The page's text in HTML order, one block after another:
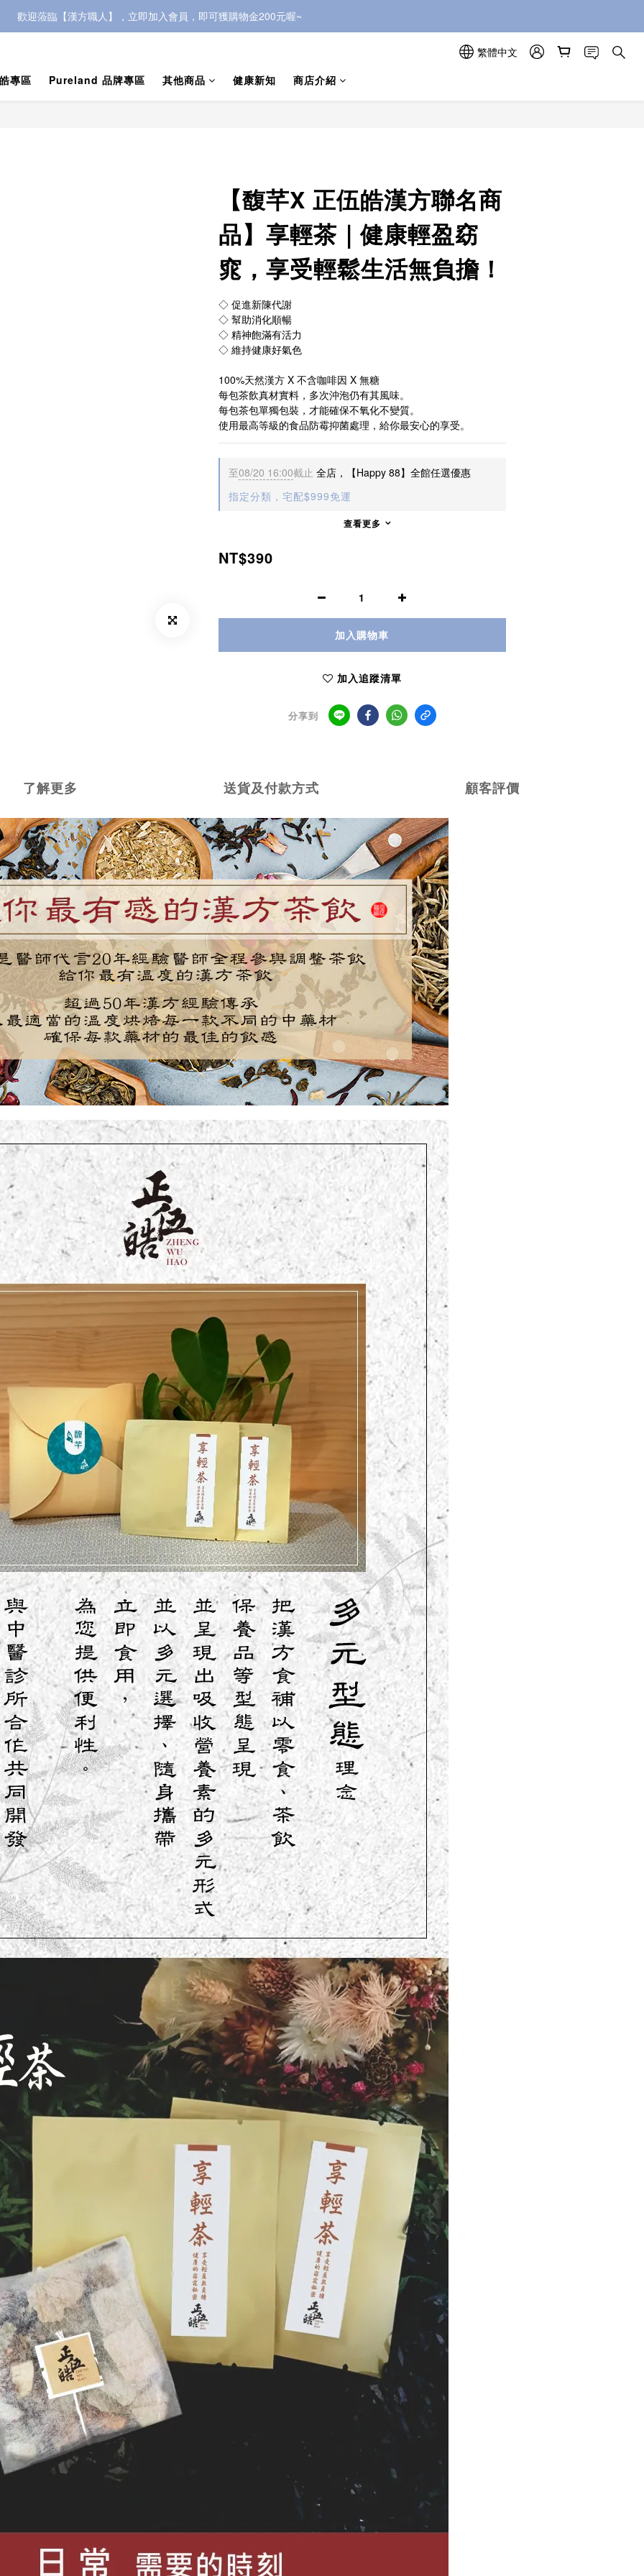
歡迎蒞臨【漢方職人】，立即加入會員，即可獲購物金200元喔~
歡迎蒞臨【漢方職人】，立即加入會員，即可獲購物金200元喔~
繁體中文
專區
Pureland 品牌專區 其他商品 健康新知 商店介紹
【馥芊X 正伍皓漢方聯名商
品】享輕茶｜健康輕盈窈
窕，享受輕鬆生活無負擔！
◇ 促進新陳代謝
◇ 幫助消化順暢
◇ 精神飽滿有活力
◇ 維持健康好氣色
100%天然漢方 X 不含咖啡因 X 無糖
每包茶飲真材實料，多次沖泡仍有其風味。
每包茶包單獨包裝，才能確保不氧化不變質。
使用最高等級的食品防霉抑菌處理，給你最安心的享受。
至08/20 16:00截止 全店，【Happy 88】全館任選優惠
指定分類，宅配$999免運
查看更多
NT$390
加入購物車
加入追蹤清單
分享到
了解更多 送貨及付款方式 顧客評價